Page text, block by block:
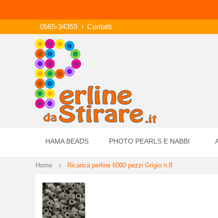
0565-34359 Contatti
HAMA BEADS PHOTO PEARLS E NABBI
Home Ricarica perline 6000 pezzi Grigio n.8
Vai
alla
fine
della